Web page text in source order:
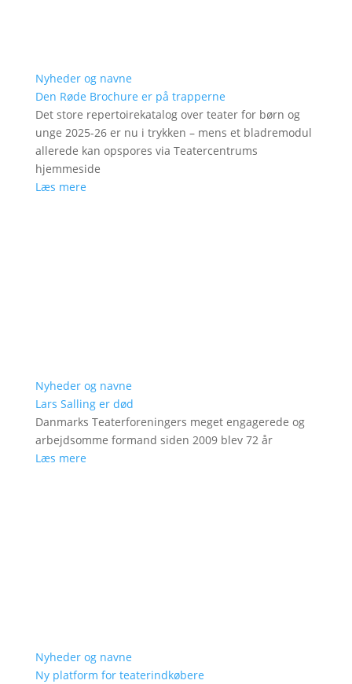
Nyheder og navne
Den Røde Brochure er på trapperne
Det store repertoirekatalog over teater for børn og
unge 2025-26 er nu i trykken – mens et bladremodul
allerede kan opspores via Teatercentrums
hjemmeside
Læs mere
Nyheder og navne
Lars Salling er død
Danmarks Teaterforeningers meget engagerede og
arbejdsomme formand siden 2009 blev 72 år
Læs mere
Nyheder og navne
Ny platform for teaterindkøbere